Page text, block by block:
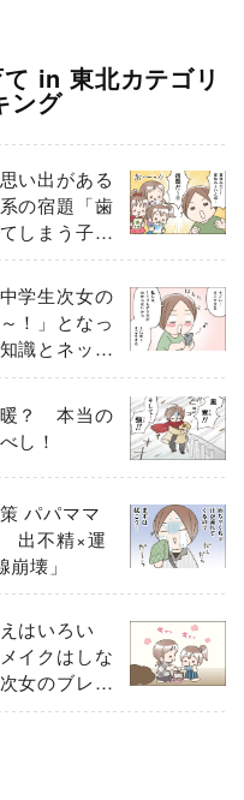
in 東北カテゴリ
ング
い出がある
の宿題「歯
しまう子ど
学生次女の
！」となっ
識とネット
イ！
暖？ 本当の
し！
パパママ
出不精×運
壊」
はいろい
イクはしな
女のブレな